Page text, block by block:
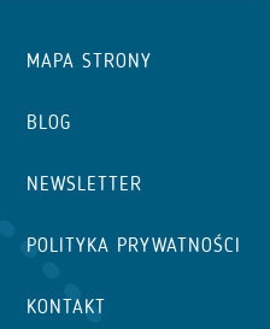
MAPA STRONY
BLOG
NEWSLETTER
POLITYKA PRYWATNOŚCI
KONTAKT